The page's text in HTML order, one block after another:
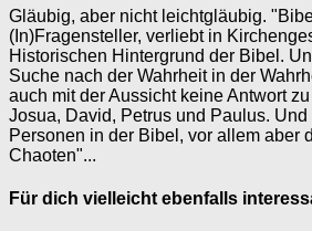
Gläubig, aber nicht leichtgläubig.
(In)Fragensteller, verliebt in
Historischen Hintergrund der Bibel.
Suche nach der Wahrheit in der
auch mit der Aussicht keine Antwort
Josua, David, Petrus und Paulus.
Personen in der Bibel, vor allem aber
Chaoten"...
Für dich vielleicht ebenfalls